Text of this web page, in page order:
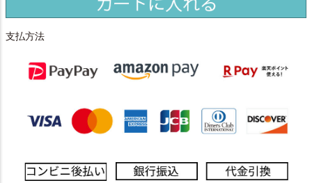
支払方法